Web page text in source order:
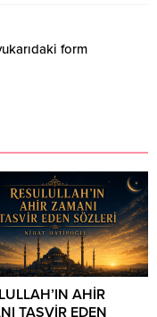
form
AHİR
TASVİR EDEN